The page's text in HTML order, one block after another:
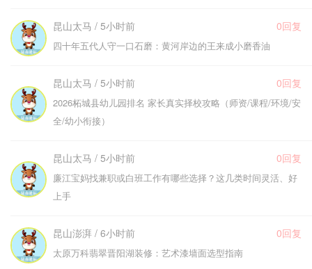
昆山太马 / 5小时前 0回复
四十年五代人守一口石磨：黄河岸边的王来成小磨香油
昆山太马 / 5小时前 0回复
2026柘城县幼儿园排名 家长真实择校攻略（师资/课程/环境/安
全/幼小衔接）
昆山太马 / 5小时前 0回复
廉江宝妈找兼职或白班工作有哪些选择？这几类时间灵活、好
上手
昆山澎湃 / 6小时前 0回复
太原万科翡翠晋阳湖装修：艺术漆墙面选型指南